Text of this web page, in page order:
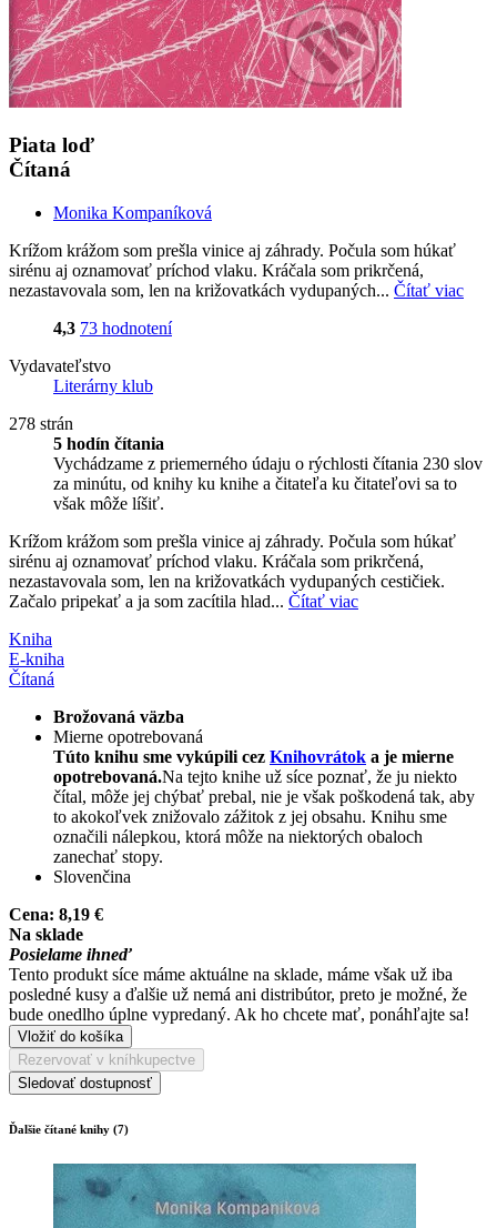
Piata loď
Čítaná
Monika Kompaníková
Krížom krážom som prešla vinice aj záhrady. Počula som húkať
sirénu aj oznamovať príchod vlaku. Kráčala som prikrčená,
nezastavovala som, len na križovatkách vydupaných... Čítať viac
4,3 73 hodnotení
Vydavateľstvo
Literárny klub
278 strán
5 hodín čítania
Vychádzame z priemerného údaju o rýchlosti čítania 230 slov
za minútu, od knihy ku knihe a čitateľa ku čitateľovi sa to
však môže líšiť.
Krížom krážom som prešla vinice aj záhrady. Počula som húkať
sirénu aj oznamovať príchod vlaku. Kráčala som prikrčená,
nezastavovala som, len na križovatkách vydupaných cestičiek.
Začalo pripekať a ja som zacítila hlad... Čítať viac
Kniha
E-kniha
Čítaná
Brožovaná väzba
Mierne opotrebovaná
Túto knihu sme vykúpili cez Knihovrátok a je mierne
opotrebovaná.Na tejto knihe už síce poznať, že ju niekto
čítal, môže jej chýbať prebal, nie je však poškodená tak, aby
to akokoľvek znižovalo zážitok z jej obsahu. Knihu sme
označili nálepkou, ktorá môže na niektorých obaloch
zanechať stopy.
Slovenčina
Cena: 8,19 €
Na sklade
Posielame ihneď
Tento produkt síce máme aktuálne na sklade, máme však už iba
posledné kusy a ďalšie už nemá ani distribútor, preto je možné, že
bude onedlho úplne vypredaný. Ak ho chcete mať, ponáhľajte sa!
Vložiť do košíka
Rezervovať v kníhkupectve
Sledovať dostupnosť
Ďalšie čítané knihy (7)